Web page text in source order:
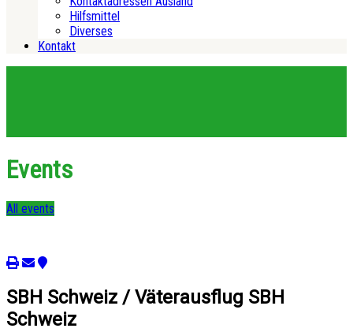
Hilfsmittel
Diverses
Kontakt
Events
All events
SBH Schweiz / Väterausflug SBH
Schweiz